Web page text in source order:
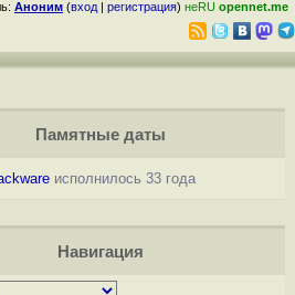
Аноним (вход | регистрация) неRU opennet.me
Памятные даты
исполнилось 33 года
Навигация